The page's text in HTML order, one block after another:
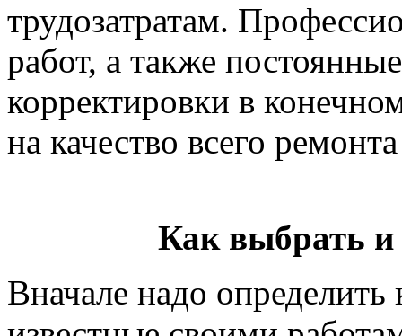
трудозатратам.
работ, а также
корректировки в
на качество всего
Как выбрать и
Вначале надо определить